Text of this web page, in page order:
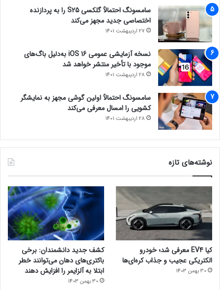
سامسونگ احتمالاً گلکسی S25 را به پردازنده
اختصاصی جدید مجهز می‌کند
27 اردیبهشت 1401
نسخه آزمایشی عمومی iOS 16 به‌دلیل باگ‌های
موجود با تأخیر منتشر خواهد شد
28 اردیبهشت 1401
سامسونگ احتمالاً اولین گوشی مجهز به نمایشگر
کشویی را امسال معرفی می‌کند
28 اردیبهشت 1401
نوشته‌های تازه
کیا EV4 معرفی شد؛ خودرو
الکتریکی عجیب و جذاب کره‌ای‌ها
30 بهمن 1403
کشف جدید دانشمندان: برخی
باکتری‌های دهان می‌توانند خطر
ابتلا به آلزایمر را افزایش دهند
30 بهمن 1403